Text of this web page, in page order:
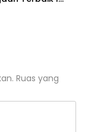
Ruas yang